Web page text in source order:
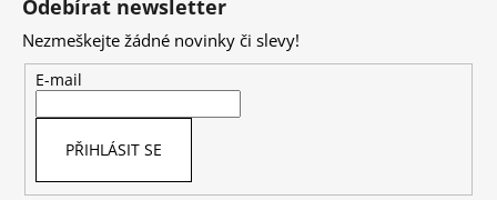
Odebírat newsletter
Nezmeškejte žádné novinky či slevy!
E-mail
PŘIHLÁSIT SE